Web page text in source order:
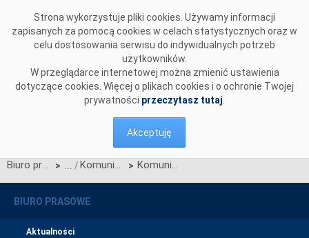
Strona wykorzystuje pliki cookies. Używamy informacji
zapisanych za pomocą cookies w celach statystycznych oraz w
celu dostosowania serwisu do indywidualnych potrzeb
użytkowników.
W przeglądarce internetowej można zmienić ustawienia
dotyczące cookies. Więcej o plikach cookies i o ochronie Twojej
prywatności przeczytasz tutaj
Akceptuję
Biuro prasowe > Komunikaty OSP > Komunikat dotyczący prawa do rekompensaty za redysponowanie nierynkowe instalacji wiatrowych w dniach 5, 6 i 7 kwietnia 2025 r.
BIURO PRASOWE
Aktualności